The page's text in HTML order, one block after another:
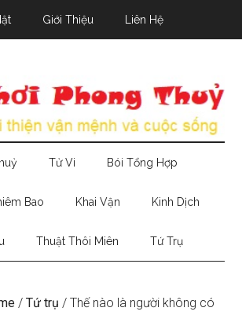
Giới Thiệu Liên Hệ
Tử Vi Bói Tổng Hợp
Bao Khai Vận Kinh Dịch
Thuật Thôi Miên Tứ Trụ
/ Tứ trụ / Thế nào là người không có